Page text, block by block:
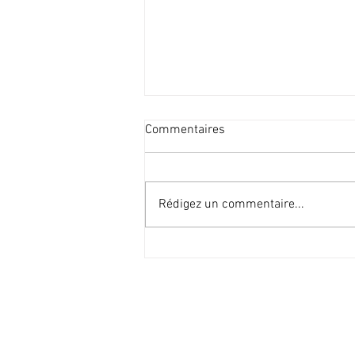
Commentaires
Rédigez un commentaire...